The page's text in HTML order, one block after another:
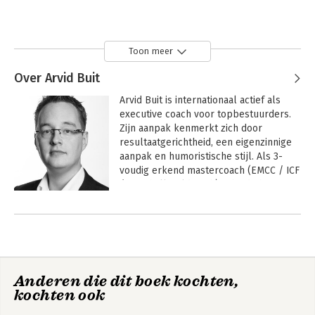
Toon meer
Over Arvid Buit
Arvid Buit is internationaal actief als
executive coach voor topbestuurders.
Zijn aanpak kenmerkt zich door
resultaatgerichtheid, een eigenzinnige
aanpak en humoristische stijl. Als 3-
voudig erkend mastercoach (EMCC / ICF
Nederland. In executive communities is
roundtables. Zijn passie voor
dat hij in hoge mate kan bijdragen aan
Andere boeken door Arvid Buit
Anderen die dit boek kochten,
kochten ook